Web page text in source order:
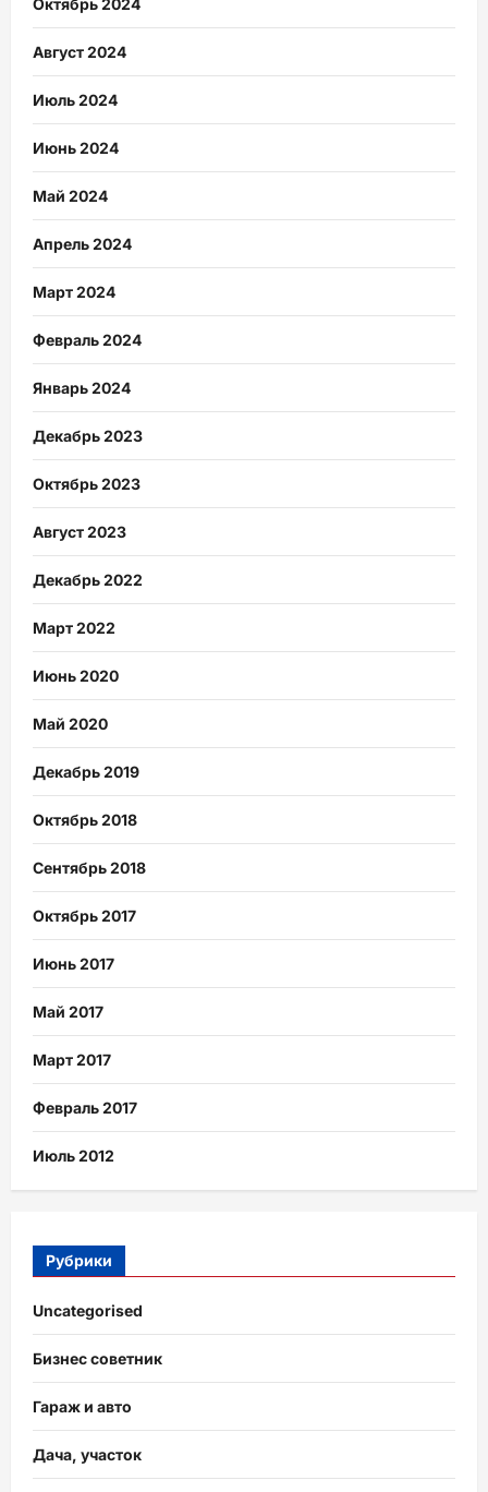
Август 2024
Июль 2024
Июнь 2024
Май 2024
Апрель 2024
Март 2024
Февраль 2024
Январь 2024
Декабрь 2023
Октябрь 2023
Август 2023
Декабрь 2022
Март 2022
Июнь 2020
Май 2020
Декабрь 2019
Октябрь 2018
Сентябрь 2018
Октябрь 2017
Июнь 2017
Май 2017
Март 2017
Февраль 2017
Июль 2012
Рубрики
Uncategorised
Бизнес советник
Гараж и авто
Дача, участок